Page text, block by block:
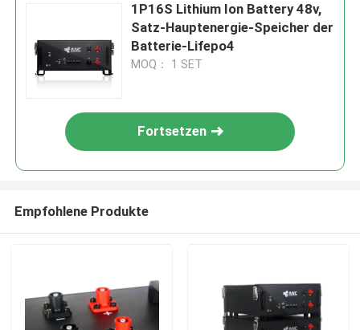
1P16S Lithium Ion Battery 48v,
Satz-Hauptenergie-Speicher der
Batterie-Lifepo4
MOQ： 1 SET
Fortsetzen
Empfohlene Produkte